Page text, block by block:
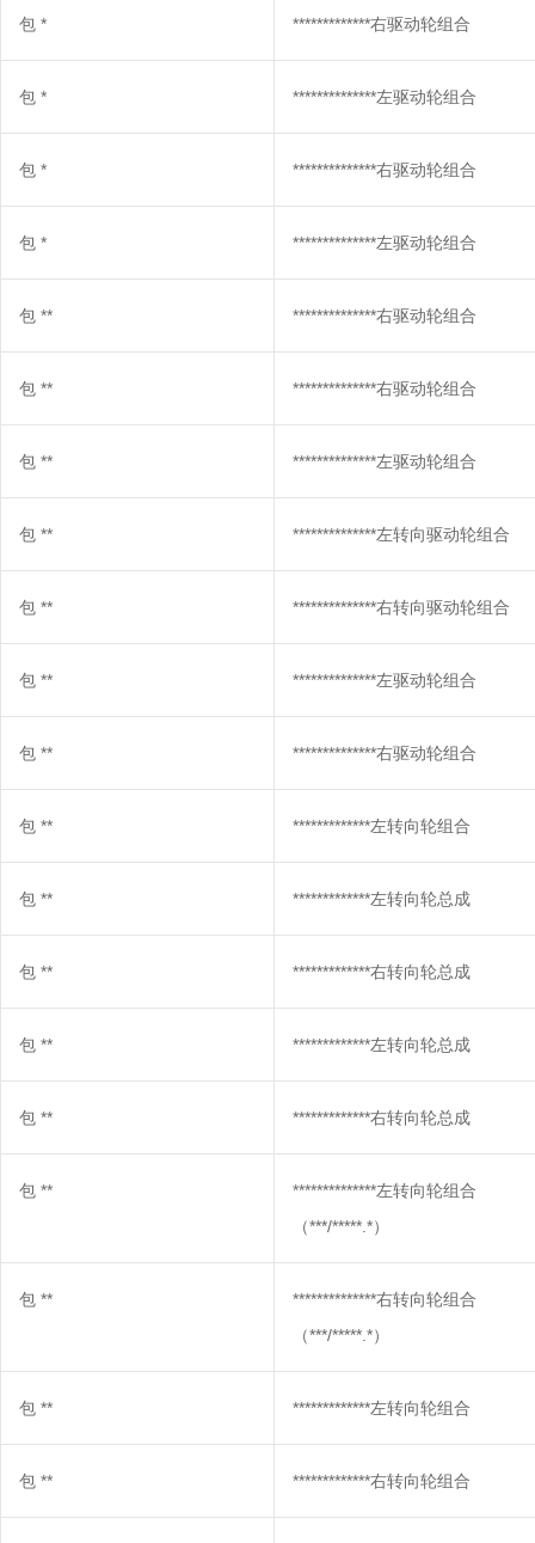
包 * *************右驱动轮组合
包 * **************左驱动轮组合
包 * **************右驱动轮组合
包 * **************左驱动轮组合
包 ** **************右驱动轮组合
包 ** **************右驱动轮组合
包 ** **************左驱动轮组合
包 ** **************左转向驱动轮组合
包 ** **************右转向驱动轮组合
包 ** **************左驱动轮组合
包 ** **************右驱动轮组合
包 ** *************左转向轮组合
包 ** *************左转向轮总成
包 ** *************右转向轮总成
包 ** *************左转向轮总成
包 ** *************右转向轮总成
包 **
**************左转向轮组合
（***/*****.*）
包 **
**************右转向轮组合
（***/*****.*）
包 ** *************左转向轮组合
包 ** *************右转向轮组合